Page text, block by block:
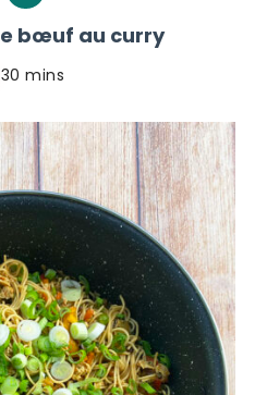
bœuf au curry
30 mins